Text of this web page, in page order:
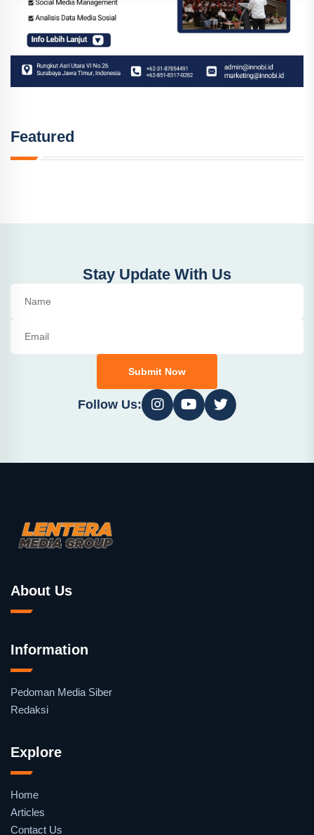
Featured
Stay Update With Us
Submit Now
Follow Us:
About Us
Information
Pedoman Media Siber
Redaksi
Explore
Home
Articles
Contact Us